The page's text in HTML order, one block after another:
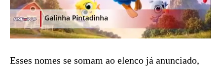
Esses nomes se somam ao elenco já anunciado,